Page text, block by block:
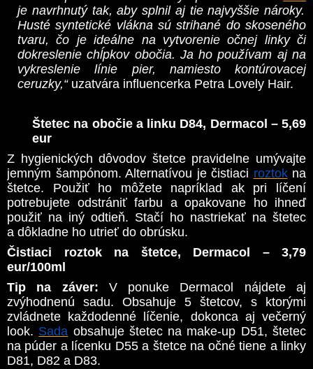
je navrhnutý tak, aby splnil aj tie najvyššie nároky.
Husté syntetické vlákna sú strihané do skoseného
tvaru, čo je ideálne na vytvorenie očnej linky či
dokreslenie chĺpkov obočia. Ja ho používam aj na
vykreslenie línie pier, namiesto kontúrovacej
ceruzky,“uzatvára influencerka Petra Lovely Hair.
Štetec na obočie a linku D84, Dermacol – 5,69
eur
Z hygienických dôvodov štetce pravidelne umývajte
jemným šampónom. Alternatívou je čistiaci roztokna
štetce. Použiť ho môžete napríklad ak pri líčení
potrebujete odstrániť farbu a opakovane ho ihneď
použiť na iný odtieň. Stačí ho nastriekať na štetec
a dôkladne ho utrieť do obrúsku.
Čistiaci roztok na štetce, Dermacol – 3,79
eur/100ml
Tip na záver: V ponuke Dermacol nájdete aj
zvýhodnenú sadu. Obsahuje 5 štetcov, s ktorými
zvládnete každodenné líčenie, dokonca aj večerný
look. Sada obsahuje štetec na make-up D51, štetec
na púder a lícenku D55 a štetce na očné tiene a linky
D81, D82 a D83.